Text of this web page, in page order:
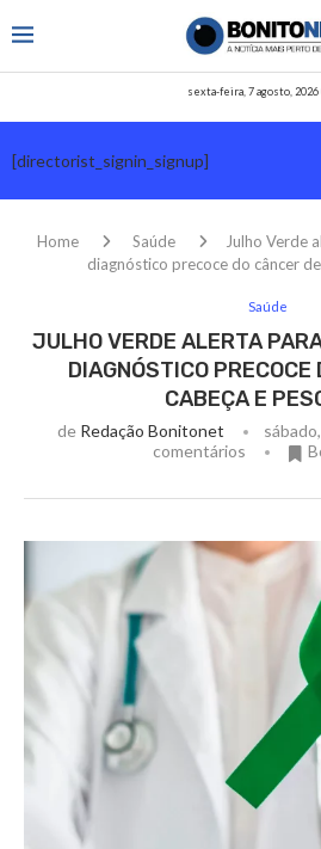
sexta-feira, 7 agosto, 2026
[directorist_signin_signup]
Home Saúde
Julho Verde
diagnóstico precoce do câncer
Saúde
JULHO VERDE ALERTA
DIAGNÓSTICO PRECOCE
CABEÇA E
de Redação Bonitonet
comentários